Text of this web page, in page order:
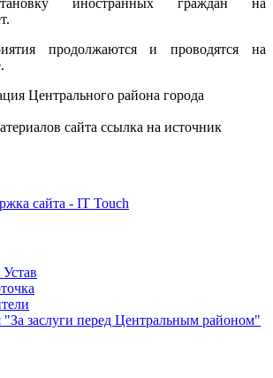
продолжаются и проводятся на
Центрального района города
сайта ссылка на источник
сайта - IT Touch
"За заслуги перед Центральным районом"